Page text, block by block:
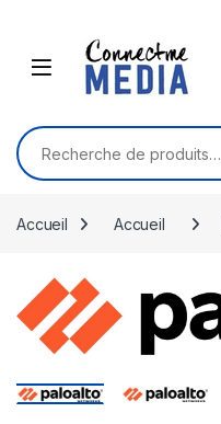
Recherche pour :
Accueil Accueil